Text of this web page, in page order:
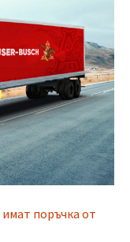
имат поръчка от